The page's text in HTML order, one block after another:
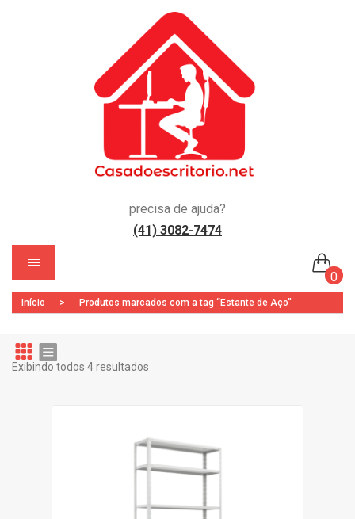
precisa de ajuda?
(41) 3082-7474
0
Nenhum produto no carrinho.
Início > Produtos marcados com a tag “Estante de Aço”
Exibindo todos 4 resultados